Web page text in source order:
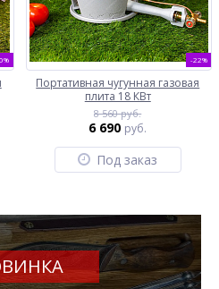
-22%
Портативная чугунная газовая
плита 18 КВт
8 560 руб.
6 690 руб.
Под заказ